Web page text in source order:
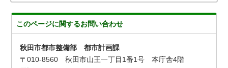
このページに関するお問い合わせ
秋田市都市整備部 都市計画課
〒010-8560 秋田市山王一丁目1番1号 本庁舎4階